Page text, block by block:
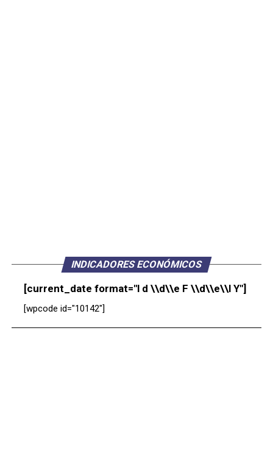
INDICADORES ECONÓMICOS
[current_date format="l d \\d\\e F \\d\\e\\l Y"]
[wpcode id="10142"]